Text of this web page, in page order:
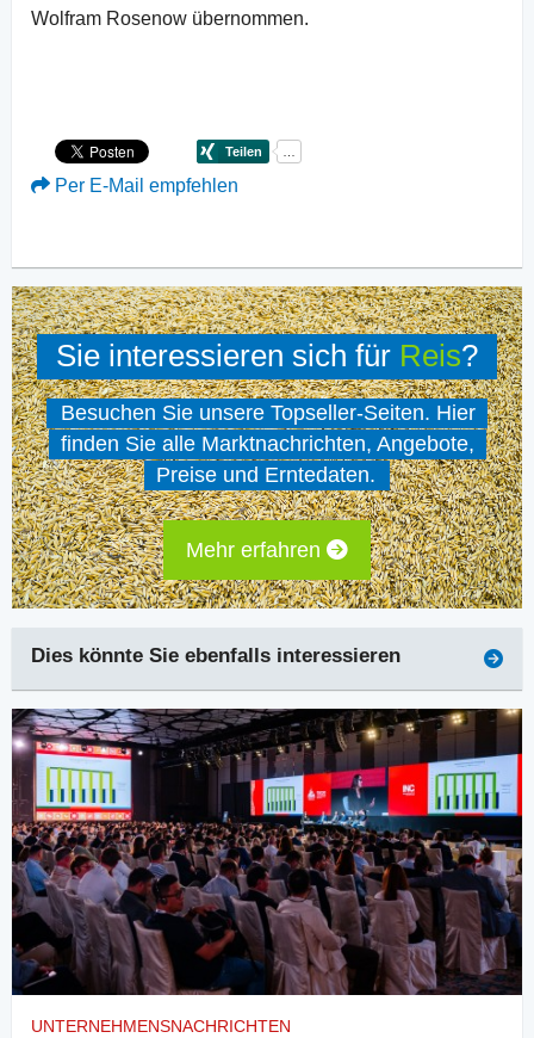
Wolfram Rosenow übernommen.
Per E-Mail empfehlen
Sie interessieren sich für Reis?
Besuchen Sie unsere Topseller-Seiten. Hier
finden Sie alle Marktnachrichten, Angebote,
Preise und Erntedaten.
Mehr erfahren
Dies könnte Sie ebenfalls interessieren
UNTERNEHMENSNACHRICHTEN